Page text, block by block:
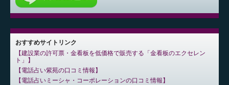
おすすめサイトリンク
建設業の許可票・金看板を低価格で販売する「金看板のエクセレン
ト」
電話占い紫苑の口コミ情報
電話占いミーシャ・コーポレーションの口コミ情報